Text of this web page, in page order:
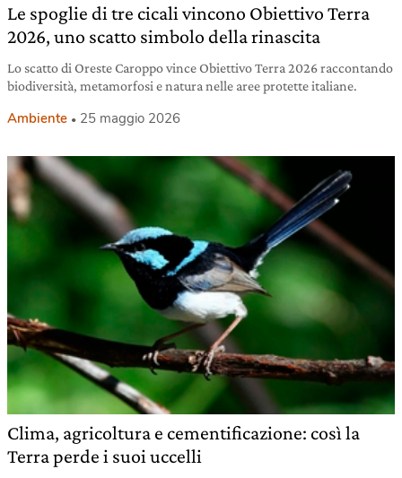
Le spoglie di tre cicali vincono Obiettivo Terra
2026, uno scatto simbolo della rinascita
Lo scatto di Oreste Caroppo vince Obiettivo Terra 2026 raccontando
biodiversità, metamorfosi e natura nelle aree protette italiane.
Ambiente 25 maggio 2026
Clima, agricoltura e cementificazione: così la
Terra perde i suoi uccelli